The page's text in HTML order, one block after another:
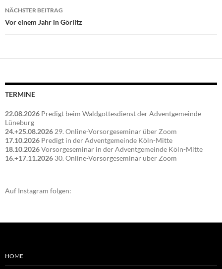
NÄCHSTER BEITRAG
Vor einem Jahr in Görlitz
TERMINE
22.08.2026 Predigt beim Waldgottesdienst der Adventgemeinde
Lüneburg
24.+25.08.2026 29. Online-Vorsorgeseminar über Zoom
17.10.2026 Predigt in der Adventgemeinde Köln-Mitte
18.10.2026Vorsorgeseminar in der Adventgemeinde Köln-Mitte
16.+17.11.2026 30. Online-Vorsorgeseminar über Zoom
Auf Instagram folgen:
HOME